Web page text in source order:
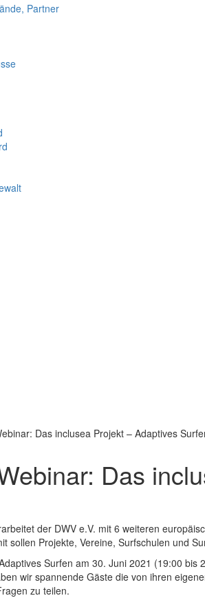
Partner
Das inclusea Projekt – Adaptives
Das
der DWV e.V. mit 6 weiteren
sollen Projekte, Vereine, Surfschulen und
Surfen am 30. Juni 2021 (19:00
wir spannende Gäste die von ihren
zu teilen.